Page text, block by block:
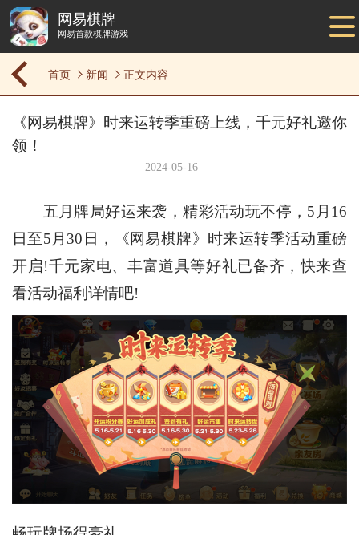
网易棋牌
网易首款棋牌游戏
首页 新闻 正文内容
《网易棋牌》时来运转季重磅上线，千元好礼邀你
领！
2024-05-16
五月牌局好运来袭，精彩活动玩不停，5月16
日至5月30日，《网易棋牌》时来运转季活动重磅
开启!千元家电、丰富道具等好礼已备齐，快来查
看活动福利详情吧!